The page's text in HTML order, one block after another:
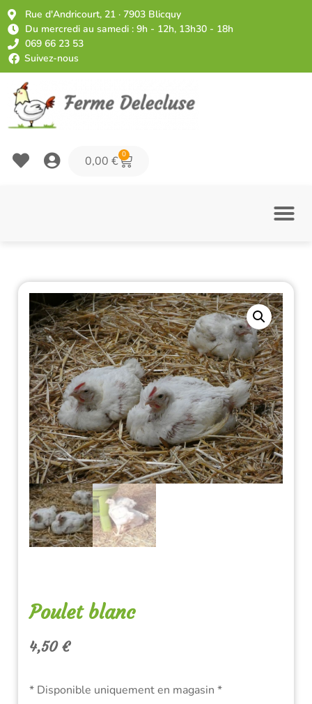
Rue d'Andricourt, 21 · 7903 Blicquy
Du mercredi au samedi : 9h - 12h, 13h30 - 18h
069 66 23 53
Suivez-nous
0,00 € 0
Poulet blanc
4,50 €
* Disponible uniquement en magasin *